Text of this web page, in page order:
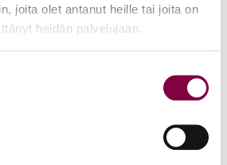
joita olet antanut heille tai joita on
heidän palvelujaan.